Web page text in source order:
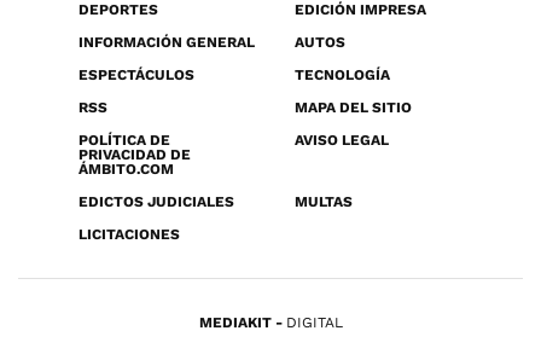
DEPORTES
EDICIÓN IMPRESA
INFORMACIÓN GENERAL
AUTOS
ESPECTÁCULOS
TECNOLOGÍA
RSS
MAPA DEL SITIO
POLÍTICA DE
PRIVACIDAD DE
ÁMBITO.COM
AVISO LEGAL
EDICTOS JUDICIALES
MULTAS
LICITACIONES
MEDIAKIT DIGITAL